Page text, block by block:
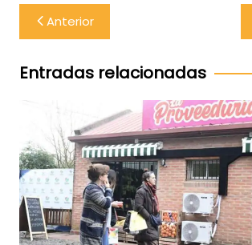
Navegación
de
entradas
Anterior
Entradas relacionadas